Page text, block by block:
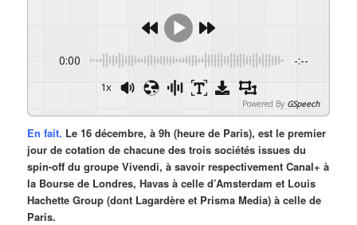
0:00 -:--
1x
Powered By GSpeech
En fait. Le 16 décembre, à 9h (heure de Paris), est le premier
jour de cotation de chacune des trois sociétés issues du
spin-off du groupe Vivendi, à savoir respectivement Canal+ à
la Bourse de Londres, Havas à celle d’Amsterdam et Louis
Hachette Group (dont Lagardère et Prisma Media) à celle de
Paris.